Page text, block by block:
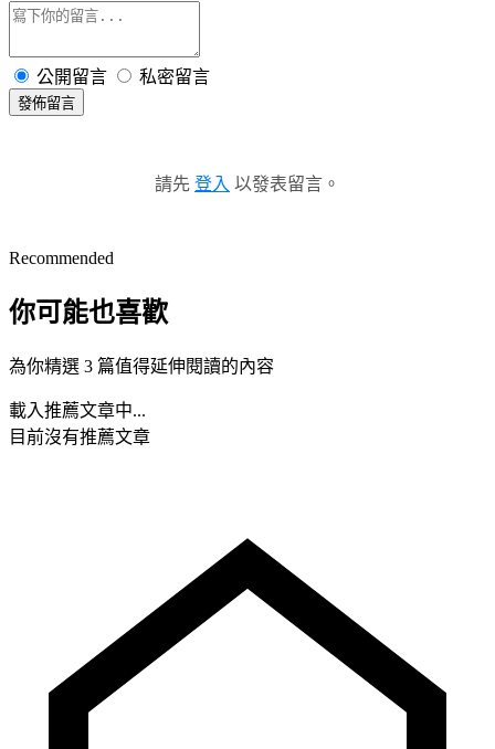
公開留言 私密留言
發佈留言
請先 登入 以發表留言。
Recommended
你可能也喜歡
為你精選 3 篇值得延伸閱讀的內容
載入推薦文章中...
目前沒有推薦文章